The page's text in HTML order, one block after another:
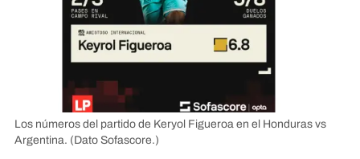
Los números del partido de Keryol Figueroa en el Honduras vs
Argentina. (Dato Sofascore.)